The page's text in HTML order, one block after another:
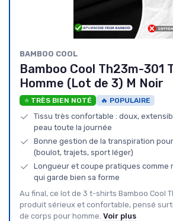
BAMBOO COOL
Bamboo Cool Th23m-301
Homme (Lot de 3) M Noir
⭐ TRÈS BIEN NOTÉ 🔥 POPULAIRE
Tissu très confortable : doux,
peau toute la journée
Bonne gestion de la transpiration
(boulot, trajets, sport léger)
Longueur et coupe pratiques comme
qui garde bien sa forme
Au final, ce lot de 3 t-shirts Bamboo Cool
produit sérieux et confortable, pensé
de corps pour homme. Voir plus